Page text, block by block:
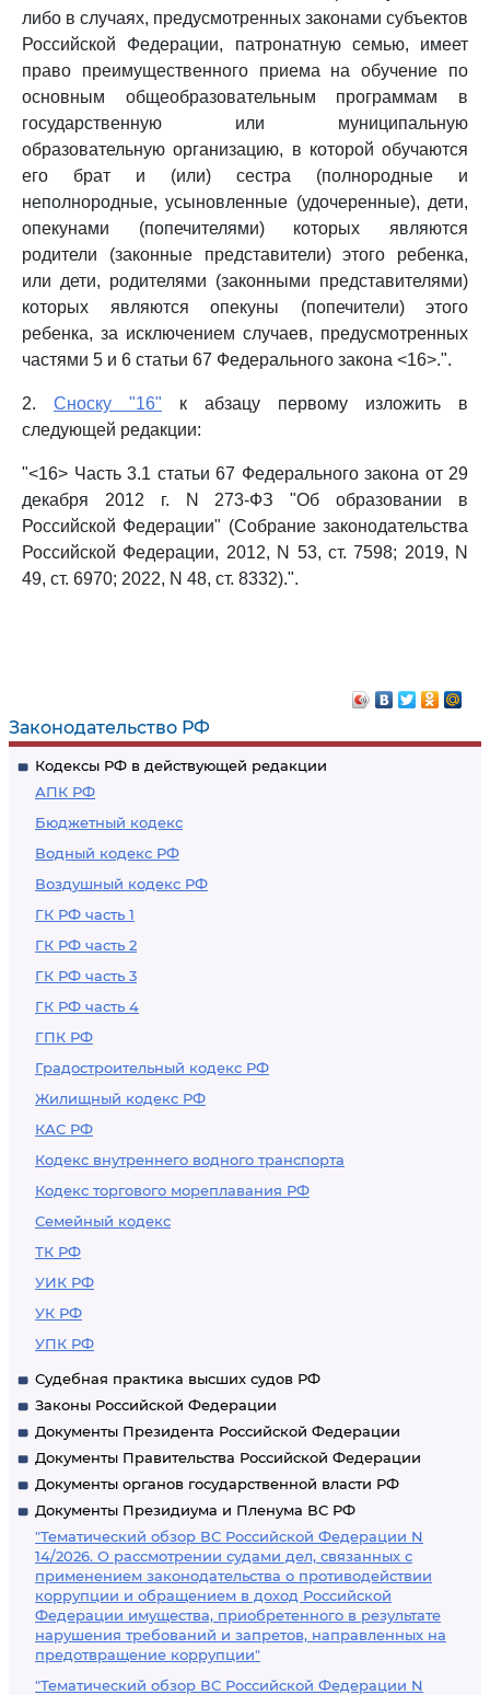
Законодательство РФ
Кодексы РФ в действующей редакции
АПК РФ
Бюджетный кодекс
Водный кодекс РФ
Воздушный кодекс РФ
ГК РФ часть 1
ГК РФ часть 2
ГК РФ часть 3
ГК РФ часть 4
ГПК РФ
Градостроительный кодекс РФ
Жилищный кодекс РФ
КАС РФ
Кодекс внутреннего водного транспорта
Кодекс торгового мореплавания РФ
Семейный кодекс
ТК РФ
УИК РФ
УК РФ
УПК РФ
Судебная практика высших судов РФ
Законы Российской Федерации
Документы Президента Российской Федерации
Документы Правительства Российской Федерации
Документы органов государственной власти РФ
Документы Президиума и Пленума ВС РФ
"Тематический обзор ВС Российской Федерации N
14/2026. О рассмотрении судами дел, связанных с
применением законодательства о противодействии
коррупции и обращением в доход Российской
Федерации имущества, приобретенного в результате
нарушения требований и запретов, направленных на
предотвращение коррупции"
"Тематический обзор ВС Российской Федерации N
либо в случаях, предусмотренных законами субъектов
Российской Федерации, патронатную семью, имеет
право преимущественного приема на обучение по
основным общеобразовательным программам в
государственную или муниципальную
образовательную организацию, в которой обучаются
его брат и (или) сестра (полнородные и
неполнородные, усыновленные (удочеренные), дети,
опекунами (попечителями) которых являются
родители (законные представители) этого ребенка,
или дети, родителями (законными представителями)
которых являются опекуны (попечители) этого
ребенка, за исключением случаев, предусмотренных
частями 5 и 6 статьи 67 Федерального закона <16>.".
2. Сноску "16" к абзацу первому изложить в
следующей редакции:
"<16> Часть 3.1 статьи 67 Федерального закона от 29
декабря 2012 г. N 273-ФЗ "Об образовании в
Российской Федерации" (Собрание законодательства
Российской Федерации, 2012, N 53, ст. 7598; 2019, N
49, ст. 6970; 2022, N 48, ст. 8332).".